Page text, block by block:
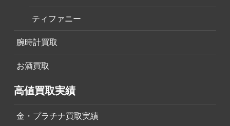
ティファニー
腕時計買取
お酒買取
高値買取実績
金・プラチナ買取実績